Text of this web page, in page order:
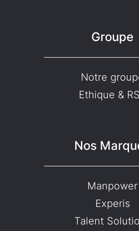
Groupe
Notre
Ethique &
Nos
Manpower
Experis
Talent